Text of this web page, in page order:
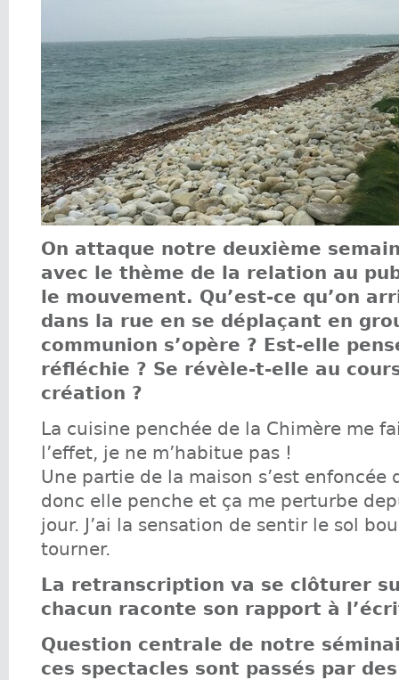
On attaque notre deuxième
avec le thème de la relation au
le mouvement. Qu’est-ce qu’on
dans la rue en se déplaçant en
communion s’opère ? Est-elle
réfléchie ? Se révèle-t-elle au
création ?
La cuisine penchée de la Chimère me
l’effet, je ne m’habitue pas !
Une partie de la maison s’est enfoncée
donc elle penche et ça me perturbe
jour. J’ai la sensation de sentir le sol
tourner.
La retranscription va se clôturer
chacun raconte son rapport à
Question centrale de notre
ces spectacles sont passés par